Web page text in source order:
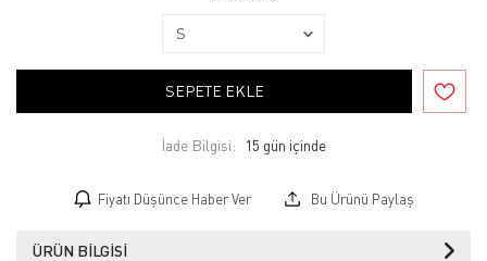
SEPETE EKLE
İade Bilgisi:
Fiyatı Düşünce Haber Ver Bu Ürünü Paylaş
ÜRÜN BILGISI